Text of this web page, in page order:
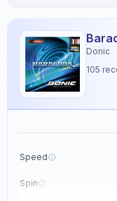
Donic
105
Speed
Spin